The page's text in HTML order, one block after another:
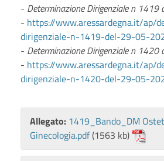
- Determinazione Dirigenziale n
- https://www.aressardegna.it/ap/
dirigenziale-n-1419-del-29-05-
- Determinazione Dirigenziale n
- https://www.aressardegna.it/ap/
dirigenziale-n-1420-del-29-05-
Allegato: 1419_Bando_DM
Ginecologia.pdf(1563 kb)